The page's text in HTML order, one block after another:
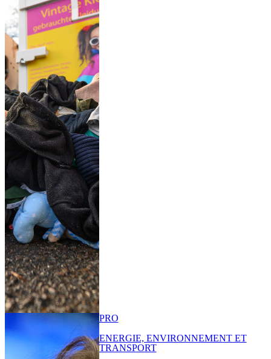
PRO
ENERGIE, ENVIRONNEMENT ET
TRANSPORT